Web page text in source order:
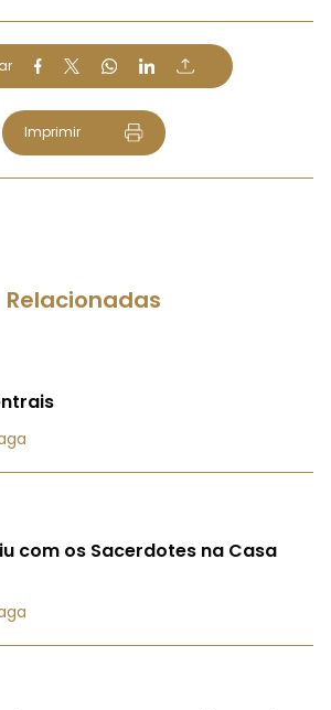
Imprimir
Relacionadas
com os Sacerdotes na Casa